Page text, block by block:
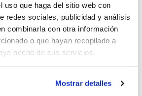
uso que haga del sitio web con
redes sociales, publicidad y análisis
combinarla con otra información
o que hayan recopilado a
hecho de sus servicios.
Mostrar detalles
de Baloncesto Innova Alicante
FBCV por su labor de
compromiso social.
trata del club con mayor número
por su compromiso hacia los